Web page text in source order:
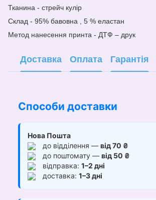
Тканина - стрейч кулір
Склад - 95% бавовна , 5 % еластан
Метод нанесення принта - ДТФ – друк
Доставка Оплата Гарантія
Способи доставки
Нова Пошта
до відділення — від 70 ₴
до поштомату — від 50 ₴
відправка: 1–2 дні
доставка: 1–3 дні